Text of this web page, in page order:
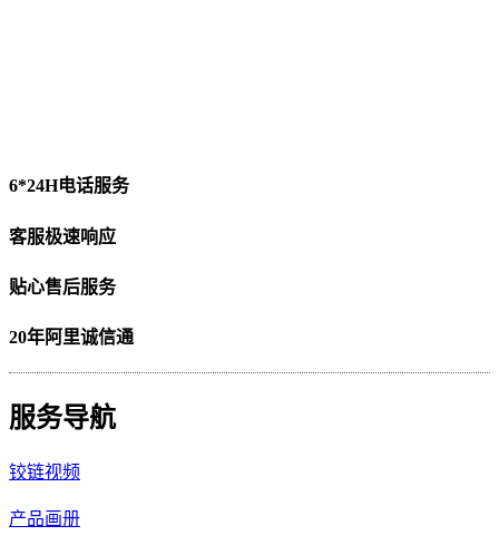
6*24H电话服务
客服极速响应
贴心售后服务
20年阿里诚信通
服务导航
铰链视频
产品画册